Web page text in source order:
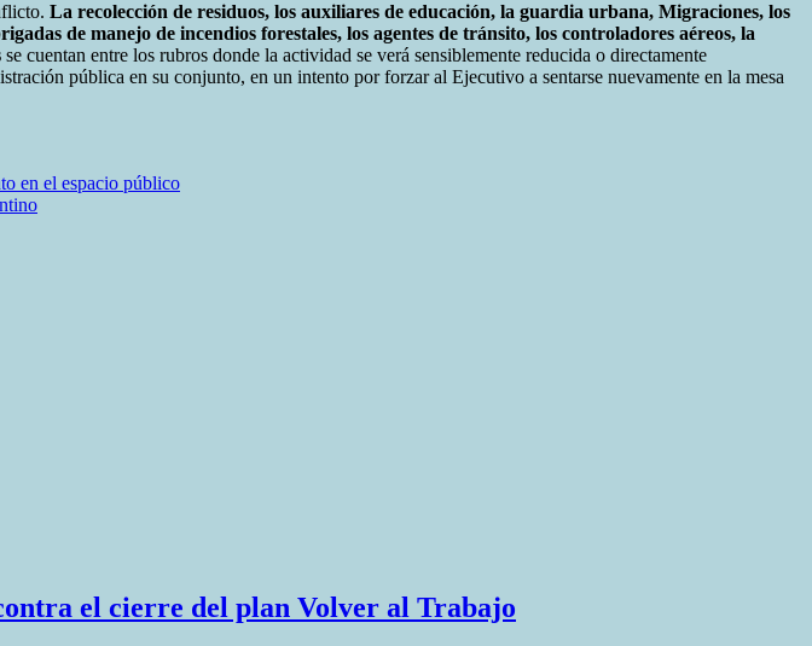
La recolección de residuos, los auxiliares de educación, la guardia urbana, Migraciones, los
de manejo de incendios forestales, los agentes de tránsito, los controladores aéreos, la
se cuentan entre los rubros donde la actividad se verá sensiblemente reducida o directamente
pública en su conjunto, en un intento por forzar al Ejecutivo a sentarse nuevamente en la mesa
en el espacio público
el cierre del plan Volver al Trabajo